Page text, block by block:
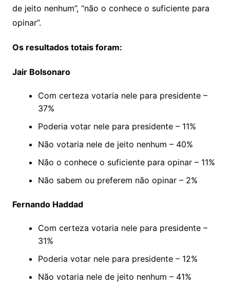
de jeito nenhum”, “não o conhece o suficiente para
opinar”.
Os resultados totais foram:
Jair Bolsonaro
Com certeza votaria nele para presidente –
37%
Poderia votar nele para presidente – 11%
Não votaria nele de jeito nenhum – 40%
Não o conhece o suficiente para opinar – 11%
Não sabem ou preferem não opinar – 2%
Fernando Haddad
Com certeza votaria nele para presidente –
31%
Poderia votar nele para presidente – 12%
Não votaria nele de jeito nenhum – 41%